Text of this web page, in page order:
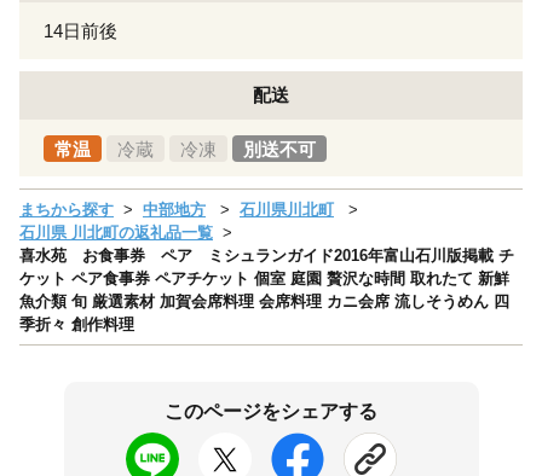
14日前後
配送
常温 冷蔵 冷凍 別送不可
まちから探す 中部地方
石川県川北町
石川県 川北町の返礼品一覧
喜水苑 お食事券 ペア ミシュランガイド2016年富山石川版掲載 チ
ケット ペア食事券 ペアチケット 個室 庭園 贅沢な時間 取れたて 新鮮
魚介類 旬 厳選素材 加賀会席料理 会席料理 カニ会席 流しそうめん 四
季折々 創作料理
このページをシェアする